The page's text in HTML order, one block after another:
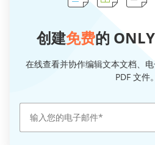
创建免费的
在线查看并协作编辑文本文档、
PDF 文件。